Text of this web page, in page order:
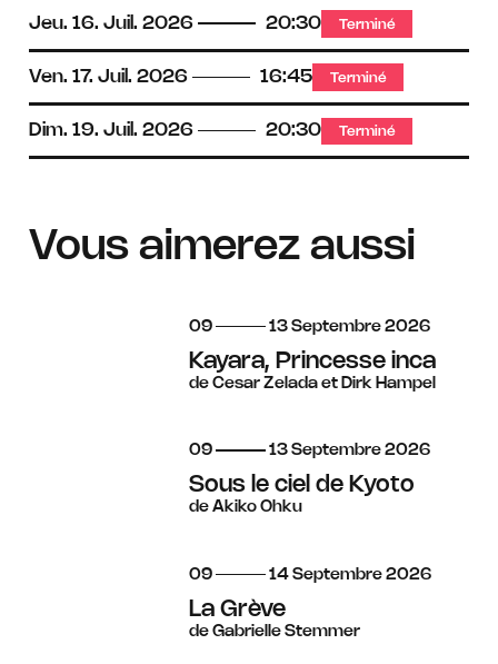
Jeu. 16. Juil. 2026 20:30 Terminé
Ven. 17. Juil. 2026 16:45 Terminé
Dim. 19. Juil. 2026 20:30 Terminé
Vous aimerez aussi
du
09 au
13 septembre
Septembre 2026
Kayara, Princesse inca
de Cesar Zelada et Dirk Hampel
du
09 au
13 septembre
Septembre 2026
Sous le ciel de Kyoto
de Akiko Ohku
du
09 au
14 septembre
Septembre 2026
La Grève
de Gabrielle Stemmer